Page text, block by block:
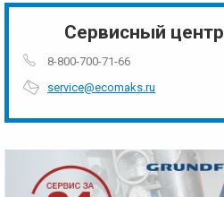
Сервисный центр
8-800-700-71-66
service@ecomaks.ru